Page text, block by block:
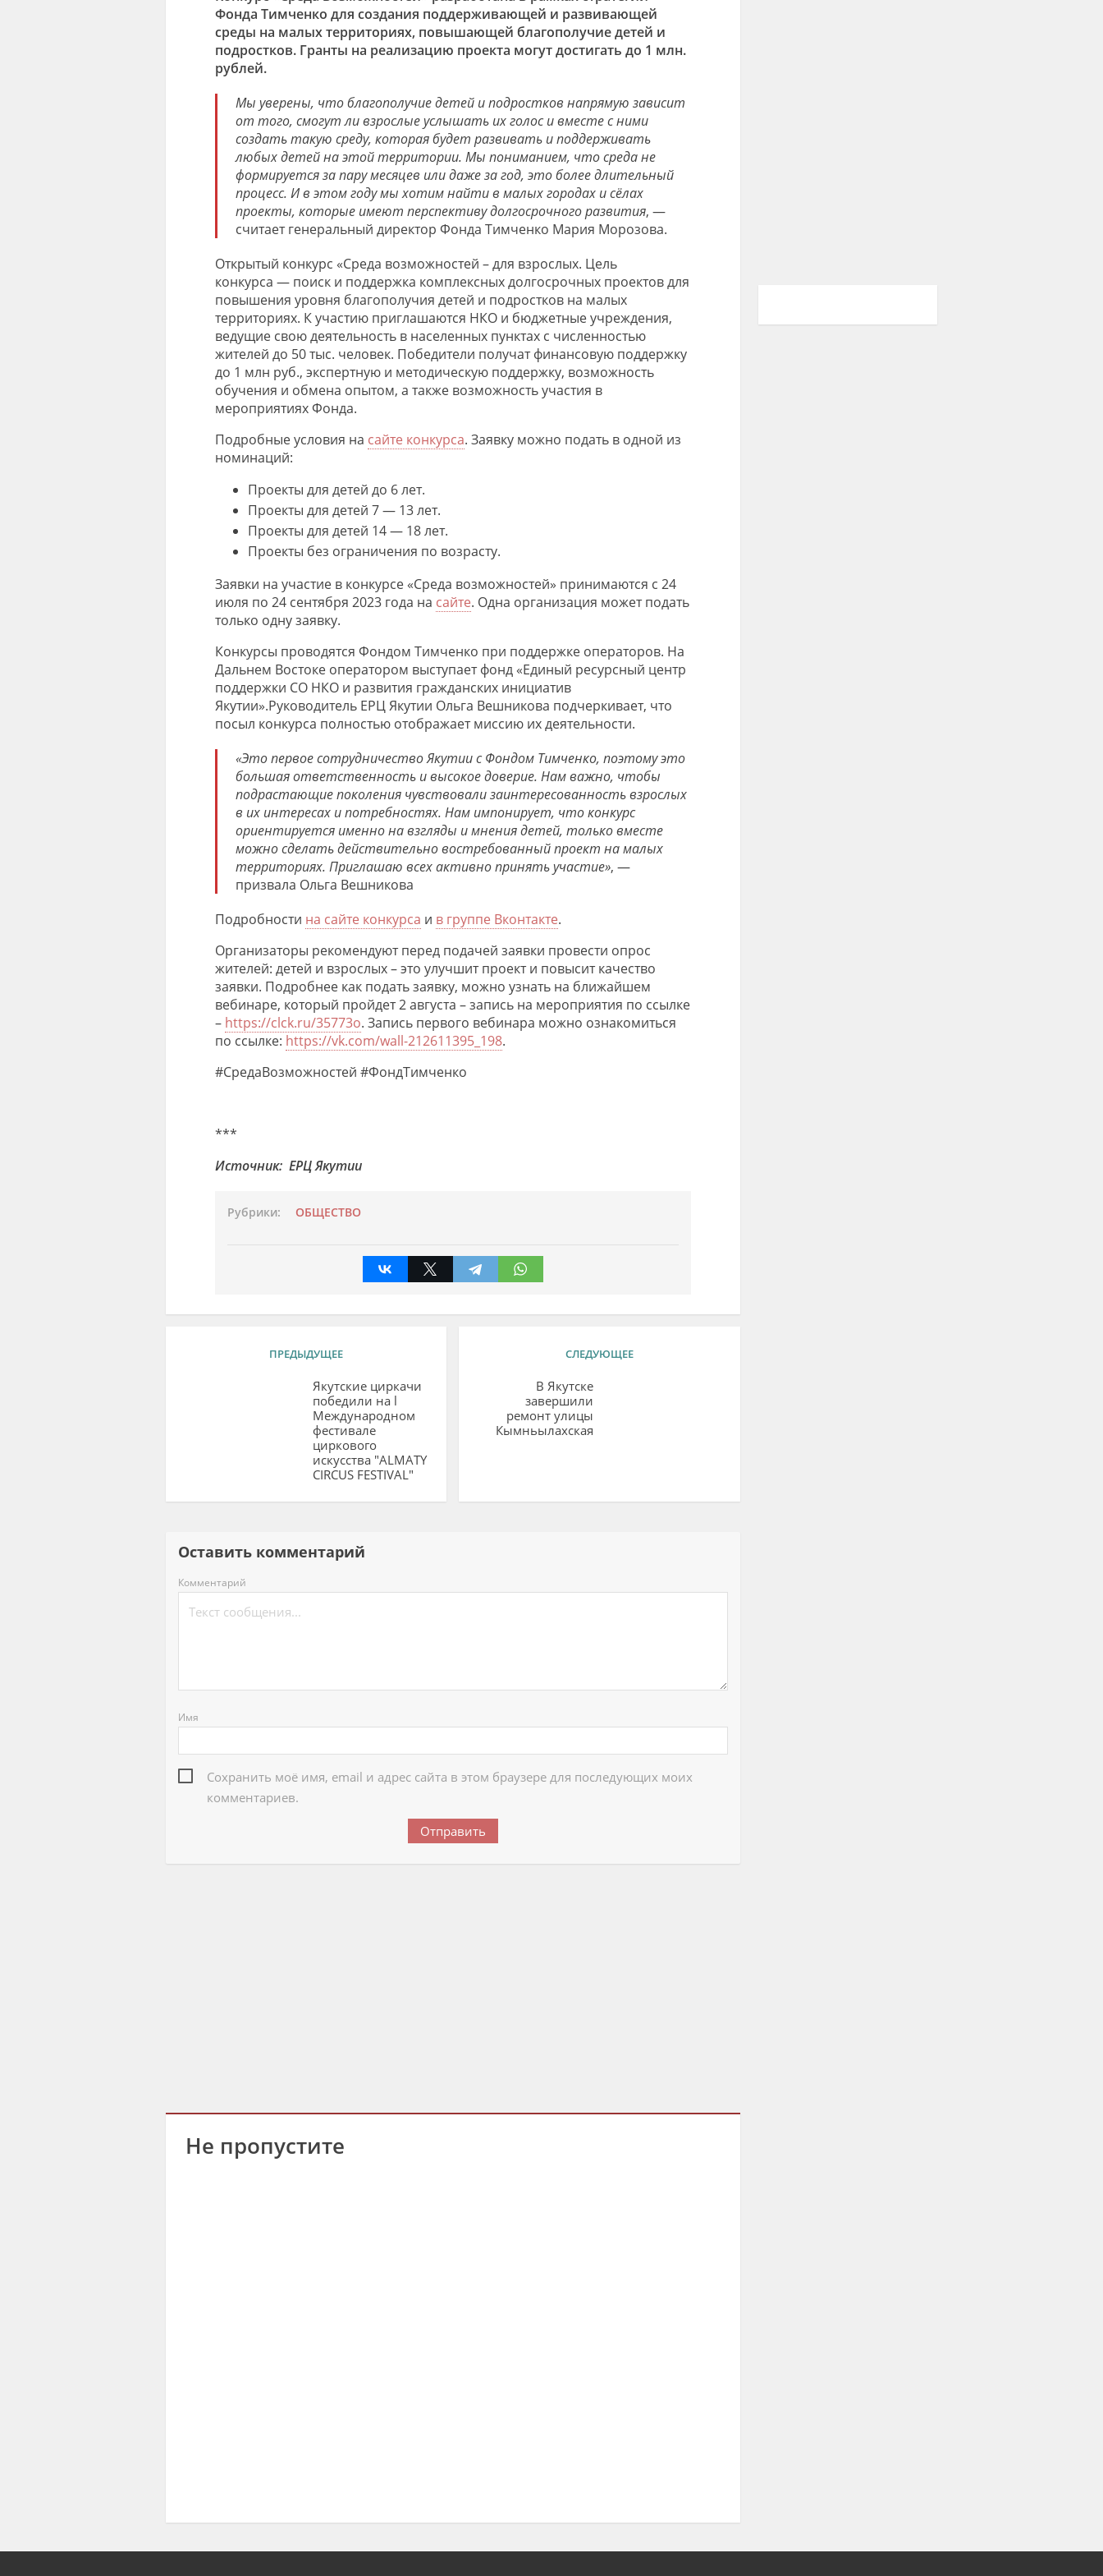
Фонда Тимченко для создания поддерживающей и развивающей
среды на малых территориях, повышающей благополучие детей и
подростков. Гранты на реализацию проекта могут достигать до 1 млн.
рублей.
Мы уверены, что благополучие детей и подростков напрямую зависит
от того, смогут ли взрослые услышать их голос и вместе с ними
создать такую среду, которая будет развивать и поддерживать
любых детей на этой территории. Мы пониманием, что среда не
формируется за пару месяцев или даже за год, это более длительный
процесс. И в этом году мы хотим найти в малых городах и сёлах
проекты, которые имеют перспективу долгосрочного развития, —
считает генеральный директор Фонда Тимченко Мария Морозова.
Открытый конкурс «Среда возможностей – для взрослых. Цель
конкурса — поиск и поддержка комплексных долгосрочных проектов для
повышения уровня благополучия детей и подростков на малых
территориях. К участию приглашаются НКО и бюджетные учреждения,
ведущие свою деятельность в населенных пунктах с численностью
жителей до 50 тыс. человек. Победители получат финансовую поддержку
до 1 млн руб., экспертную и методическую поддержку, возможность
обучения и обмена опытом, а также возможность участия в
мероприятиях Фонда.
Подробные условия на сайте конкурса. Заявку можно подать в одной из
номинаций:
Проекты для детей до 6 лет.
Проекты для детей 7 — 13 лет.
Проекты для детей 14 — 18 лет.
Проекты без ограничения по возрасту.
Заявки на участие в конкурсе «Среда возможностей» принимаются с 24
июля по 24 сентября 2023 года на сайте. Одна организация может подать
только одну заявку.
Конкурсы проводятся Фондом Тимченко при поддержке операторов. На
Дальнем Востоке оператором выступает фонд «Единый ресурсный центр
поддержки СО НКО и развития гражданских инициатив
Якутии».Руководитель ЕРЦ Якутии Ольга Вешникова подчеркивает, что
посыл конкурса полностью отображает миссию их деятельности.
«Это первое сотрудничество Якутии с Фондом Тимченко, поэтому это
большая ответственность и высокое доверие. Нам важно, чтобы
подрастающие поколения чувствовали заинтересованность взрослых
в их интересах и потребностях. Нам импонирует, что конкурс
ориентируется именно на взгляды и мнения детей, только вместе
можно сделать действительно востребованный проект на малых
территориях. Приглашаю всех активно принять участие», —
призвала Ольга Вешникова
Подробности на сайте конкурса и в группе Вконтакте.
Организаторы рекомендуют перед подачей заявки провести опрос
жителей: детей и взрослых – это улучшит проект и повысит качество
заявки. Подробнее как подать заявку, можно узнать на ближайшем
вебинаре, который пройдет 2 августа – запись на мероприятия по ссылке
– https://clck.ru/35773o. Запись первого вебинара можно ознакомиться
по ссылке: https://vk.com/wall-212611395_198.
#СредаВозможностей #ФондТимченко
***
Источник: ЕРЦ Якутии
Рубрики: ОБЩЕСТВО
ПРЕДЫДУЩЕЕ
Якутские циркачи
победили на l
Международном
фестивале
циркового
искусства "ALMATY
CIRCUS FЕSTIVAL"
СЛЕДУЮЩЕЕ
В Якутске
завершили
ремонт улицы
Кымньылахская
Оставить комментарий
Комментарий
Имя
Сохранить моё имя, email и адрес сайта в этом браузере для последующих моих
комментариев.
Не пропустите